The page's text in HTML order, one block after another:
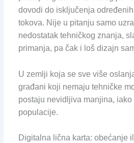
dovodi do isključenja
tokova. Nije u pitanju samo
nedostatak tehničkog znanja,
primanja, pa čak i loš dizajn
U zemlji koja se sve više
građani koji nemaju tehničke
postaju nevidljiva manjina,
populacije.
Digitalna lična karta: obećanje